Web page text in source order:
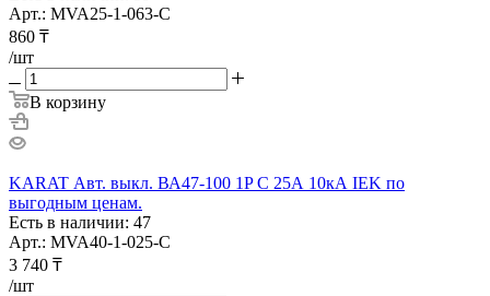
Арт.: MVA25-1-063-C
860 ₸
/шт
В корзину
KARAT Авт. выкл. ВА47-100 1P C 25А 10кА IEK по
выгодным ценам.
Есть в наличии: 47
Арт.: MVA40-1-025-C
3 740 ₸
/шт